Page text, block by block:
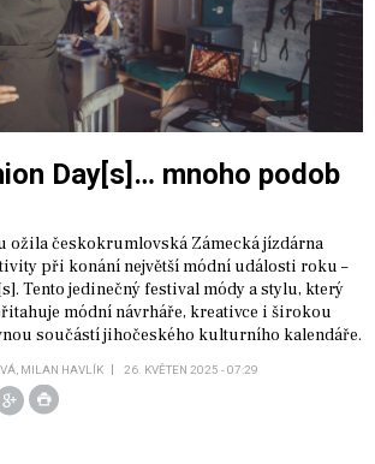
Day[s]… mnoho podob
ožila českokrumlovská Zámecká jízdárna
při konání největší módní události roku –
Tento jedinečný festival módy a stylu, který
módní návrháře, kreativce i širokou
součástí jihočeského kulturního kalendáře.
MILAN HAVLÍK 26. KVĚTEN 2025 - 07:29